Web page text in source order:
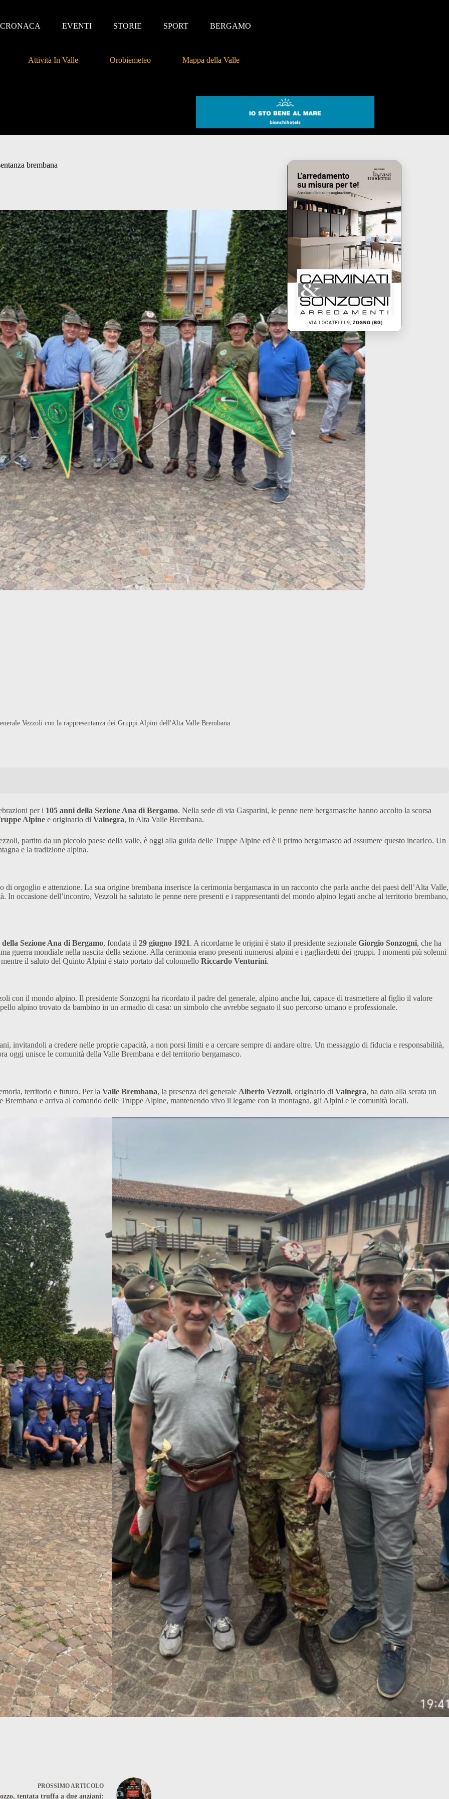
CRONACA EVENTI STORIE SPORT BERGAMO
Attività In Valle Orobiemeteo Mappa della Valle
brembana
Vezzoli con la rappresentanza dei Gruppi Alpini dell'Alta Valle Brembana
per i 105 anni della Sezione Ana di Bergamo. Nella sede di via Gasparini, le penne nere bergamasche hanno accolto la scorsa
Alpine e originario di Valnegra, in Alta Valle Brembana.
partito da un piccolo paese della valle, è oggi alla guida delle Truppe Alpine ed è il primo bergamasco ad assumere questo incarico. Un
e la tradizione alpina.
orgoglio e attenzione. La sua origine brembana inserisce la cerimonia bergamasca in un racconto che parla anche dei paesi dell’Alta Valle,
In occasione dell’incontro, Vezzoli ha salutato le penne nere presenti e i rappresentanti del mondo alpino legati anche al territorio brembano,
Sezione Ana di Bergamo, fondata il 29 giugno 1921. A ricordarne le origini è stato il presidente sezionale Giorgio Sonzogni, che ha
guerra mondiale nella nascita della sezione. Alla cerimonia erano presenti numerosi alpini e i gagliardetti dei gruppi. I momenti più solenni
il saluto del Quinto Alpini è stato portato dal colonnello Riccardo Venturini.
con il mondo alpino. Il presidente Sonzogni ha ricordato il padre del generale, alpino anche lui, capace di trasmettere al figlio il valore
alpino trovato da bambino in un armadio di casa: un simbolo che avrebbe segnato il suo percorso umano e professionale.
invitandoli a credere nelle proprie capacità, a non porsi limiti e a cercare sempre di andare oltre. Un messaggio di fiducia e responsabilità,
oggi unisce le comunità della Valle Brembana e del territorio bergamasco.
territorio e futuro. Per la Valle Brembana, la presenza del generale Alberto Vezzoli, originario di Valnegra, ha dato alla serata un
e arriva al comando delle Truppe Alpine, mantenendo vivo il legame con la montagna, gli Alpini e le comunità locali.
PROSSIMOARTICOLO
tentata truffa a due anziani: